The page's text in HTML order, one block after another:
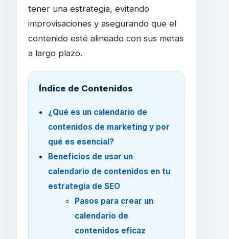
tener una estrategia, evitando
improvisaciones y asegurando que el
contenido esté alineado con sus metas
a largo plazo.
Índice de Contenidos
¿Qué es un calendario de
contenidos de marketing y por
qué es esencial?
Beneficios de usar un
calendario de contenidos en tu
estrategia de SEO
Pasos para crear un
calendario de
contenidos eficaz